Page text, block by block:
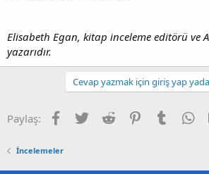
Elisabeth Egan, kitap inceleme editörü ve A
yazarıdır.
Cevap yazmak için giriş yap
Paylaş: Facebook
TwitterReddit PinterestTumblr
İncelemeler